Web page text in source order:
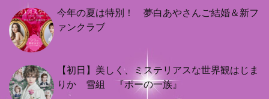
今年の夏は特別！ 夢白あやさんご結婚＆新フ
ァンクラブ
【初日】美しく、ミステリアスな世界観はじま
りか 雪組 『ポーの一族』